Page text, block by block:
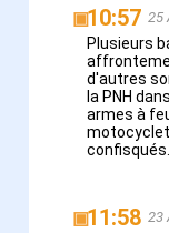
▣10:57 25
Plusieurs
d'autres
la PNH
armes à
confisqués.
▣11:58 23